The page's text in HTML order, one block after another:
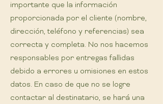
importante que la información
proporcionada por el cliente (nombre,
dirección, teléfono y referencias) sea
correcta y completa. No nos hacemos
responsables por entregas fallidas
debido a errores u omisiones en estos
datos. En caso de que no se logre
contactar al destinatario, se hará una